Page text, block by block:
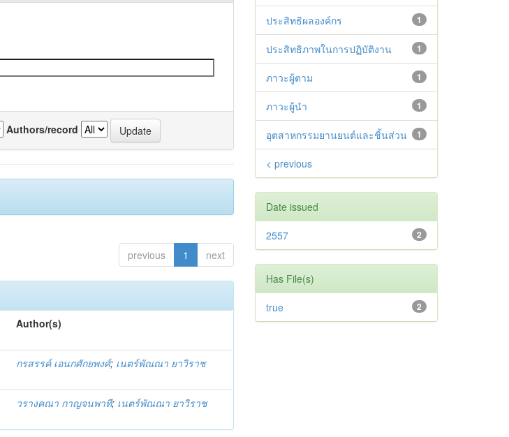
Authors/record
previous 1 next
Author(s)
กรสรรค์ เอนกศักยพงศ์; เนตร์พัณณา ยาวิราช
วรางคณา กาญจนพาที; เนตร์พัณณา ยาวิราช
1
ประสิทธิผลองค์กร
1
ประสิทธิภาพในการปฏิบัติงาน
1
ภาวะผู้ตาม
1
ภาวะผู้นำ
1
อุตสาหกรรมยานยนต์และชิ้นส่วน
< previous
Date issued
2
2557
Has File(s)
2
true